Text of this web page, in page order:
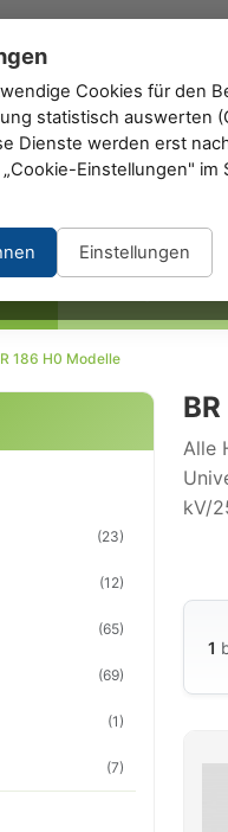
186 H0 Modelle
(23)
(12)
(65)
(69)
(1)
(7)
Alle
kV/
1
Cookies für den
statistisch auswerten
Dienste werden erst
Einstellungen"
Einstellungen